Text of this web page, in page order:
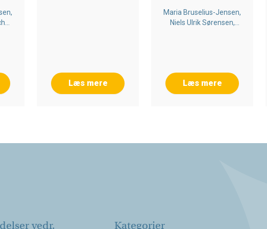
Læs mere
Maria Bruselius-Jensen,
Niels Ulrik Sørensen,
Læs mere
vedr. Kategorier